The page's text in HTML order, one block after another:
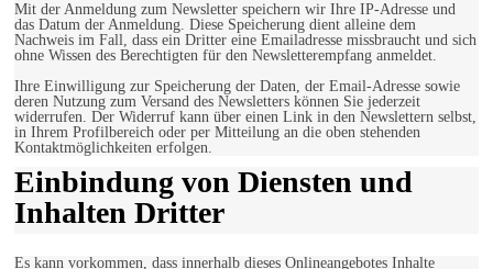
Mit der Anmeldung zum Newsletter speichern wir Ihre IP-Adresse und
das Datum der Anmeldung. Diese Speicherung dient alleine dem
Nachweis im Fall, dass ein Dritter eine Emailadresse missbraucht und sich
ohne Wissen des Berechtigten für den Newsletterempfang anmeldet.
Ihre Einwilligung zur Speicherung der Daten, der Email-Adresse sowie
deren Nutzung zum Versand des Newsletters können Sie jederzeit
widerrufen. Der Widerruf kann über einen Link in den Newslettern selbst,
in Ihrem Profilbereich oder per Mitteilung an die oben stehenden
Kontaktmöglichkeiten erfolgen.
Einbindung von Diensten und
Inhalten Dritter
Es kann vorkommen, dass innerhalb dieses Onlineangebotes Inhalte